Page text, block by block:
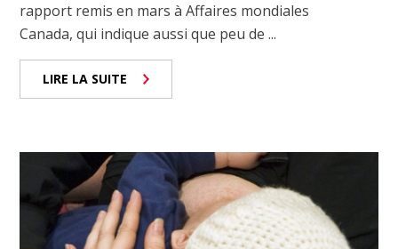
rapport remis en mars à Affaires mondiales
Canada, qui indique aussi que peu de ...
LIRE LA SUITE